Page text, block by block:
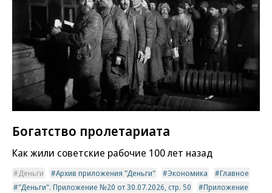
Богатство пролетариата
Как жили советские рабочие 100 лет назад
Деньги Архив приложения "Деньги" Экономика
Главное
"Деньги". Приложение №20 от 30.07.2026, стр. 50
Приложение